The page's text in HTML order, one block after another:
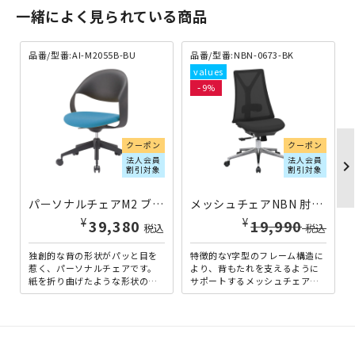
一緒によく見られている商品
品番/型番:AI-M2055B-BU
クーポン
法人会員
割引対象
パーソナルチェアM2 ブルー AI-M2055B-BU | 411247
¥39,380 税込
独創的な背の形状がパッと目を
惹く、パーソナルチェアです。
紙を折り曲げたような形状の背
が、座った際に身体に包み込む
品番/型番:NBN-0673-BK
9
クーポン
法人会員
割引対象
メッシュチェアNBN 肘無し ブラック NBN-0673-BK | 416489
¥18,180税込
特徴的なY字型のフレーム構造に
より、背もたれを支えるように
サポートするメッシュチェアで
す。程よくしなる背もたれと、
chevron_right